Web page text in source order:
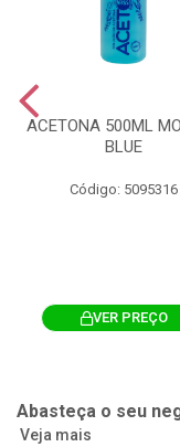
ACETONA 500ML
BLUE
Código: 5095316
VER PREÇO
Abasteça o seu
Veja mais